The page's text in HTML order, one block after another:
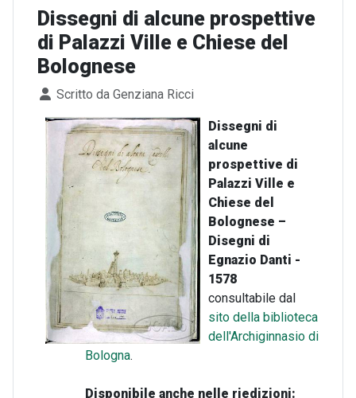
Dissegni di alcune prospettive
di Palazzi Ville e Chiese del
Bolognese
Dettagli
Scritto da Genziana Ricci
Dissegni di
alcune
prospettive di
Palazzi Ville e
Chiese del
Bolognese –
Disegni di
Egnazio Danti -
1578
consultabile dal
sito della biblioteca
dell'Archiginnasio di
Bologna.
Disponibile anche nelle riedizioni: